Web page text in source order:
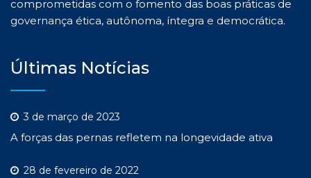
comprometidas com o fomento das boas práticas de
governança ética, autônoma, íntegra e democrática.
Últimas Notícias
3 de março de 2023
A forças das pernas refletem na longevidade ativa
28 de fevereiro de 2022